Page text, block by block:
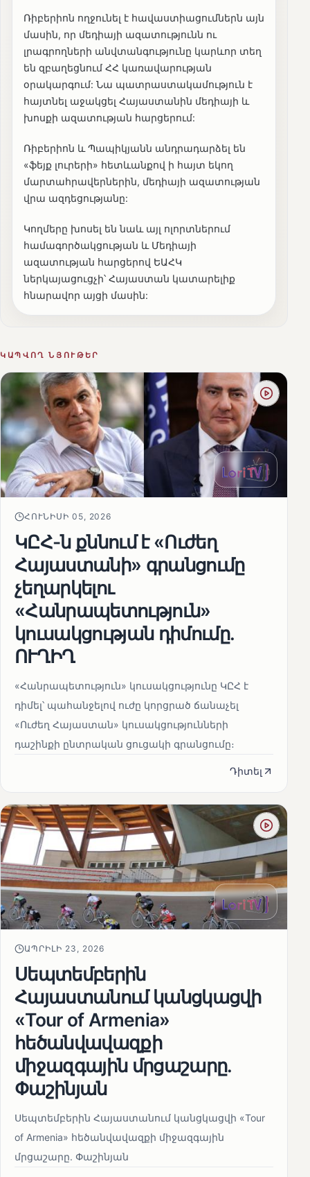
Ռիբերիոն ողջունել է հավաստիացումներն այն
մասին, որ մեդիայի ազատությունն ու
լրագրողների անվտանգությունը կարևոր տեղ
են զբաղեցնում ՀՀ կառավարության
օրակարգում: Նա պատրաստակամություն է
հայտնել աջակցել Հայաստանին մեդիայի և
խոսքի ազատության հարցերում:
Ռիբերիոն և Պապիկյանն անդրադարձել են
«ֆեյք լուրերի» հետևանքով ի հայտ եկող
մարտահրավերներին, մեդիայի ազատության
վրա ազդեցությանը:
Կողմերը խոսել են նաև այլ ոլորտներում
համագործակցության և Մեդիայի
ազատության հարցերով ԵԱՀԿ
ներկայացուցչի՝ Հայաստան կատարելիք
հնարավոր այցի մասին:
ԿԱՊՎՈՂ ՆՅՈՒԹԵՐ
ՀՈՒՆԻՍԻ 05, 2026
ԿԸՀ-ն քննում է «Ուժեղ
Հայաստանի» գրանցումը
չեղարկելու
«Հանրապետություն»
կուսակցության դիմումը.
ՈՒՂԻՂ
«Հանրապետություն» կուսակցությունը ԿԸՀ է
դիմել՝ պահանջելով ուժը կորցրած ճանաչել
«Ուժեղ Հայաստան» կուսակցությունների
դաշինքի ընտրական ցուցակի գրանցումը։
Դիտել
ԱՊՐԻԼԻ 23, 2026
Սեպտեմբերին
Հայաստանում կանցկացվի
«Tour of Armenia»
հեծանվավազքի
միջազգային մրցաշարը.
Փաշինյան
Սեպտեմբերին Հայաստանում կանցկացվի «Tour
of Armenia» հեծանվավազքի միջազգային
մրցաշարը. Փաշինյան